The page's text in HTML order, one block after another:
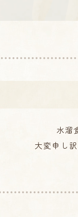
水溜
大変申し